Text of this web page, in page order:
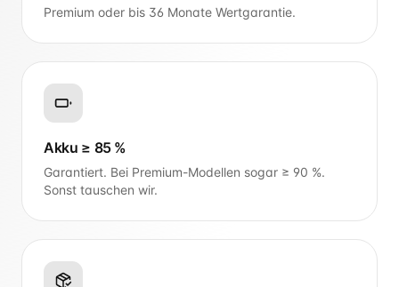
Premium oder bis 36 Monate Wertgarantie.
Akku ≥ 85 %
Garantiert. Bei Premium-Modellen sogar ≥ 90 %.
Sonst tauschen wir.